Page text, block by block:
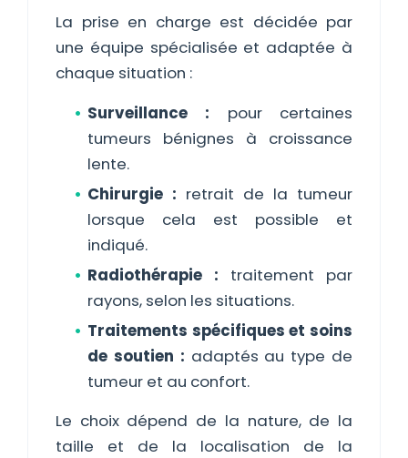
La prise en charge est décidée par
une équipe spécialisée et adaptée à
chaque situation :
Surveillance : pour certaines
tumeurs bénignes à croissance
lente.
Chirurgie : retrait de la tumeur
lorsque cela est possible et
indiqué.
Radiothérapie : traitement par
rayons, selon les situations.
Traitements spécifiques et soins
de soutien : adaptés au type de
tumeur et au confort.
Le choix dépend de la nature, de la
taille et de la localisation de la